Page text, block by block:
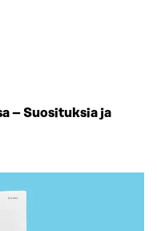
– Suosituksia ja